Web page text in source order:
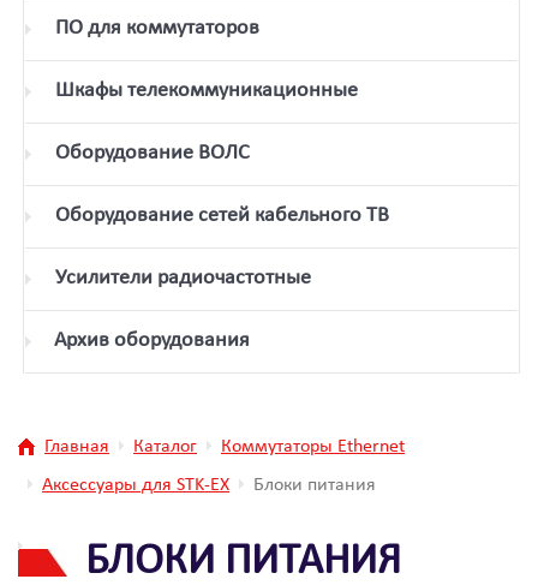
ПО для коммутаторов
Шкафы телекоммуникационные
Оборудование ВОЛС
Оборудование сетей кабельного ТВ
Усилители радиочастотные
Архив оборудования
Главная Каталог
Коммутаторы Ethernet
Аксессуары для STK-EX
Блоки питания
БЛОКИ ПИТАНИЯ